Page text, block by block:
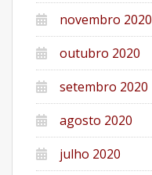
novembro 2020
outubro 2020
setembro 2020
agosto 2020
julho 2020